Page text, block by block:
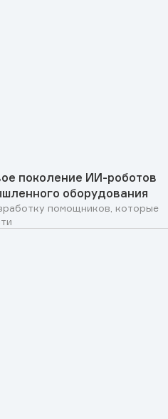
поколение ИИ-роботов
оборудования
помощников, которые